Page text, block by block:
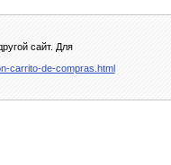
сайт. Для
carrito-de-compras.html